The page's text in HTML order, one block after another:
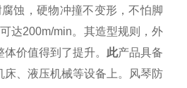
蚀，硬物冲撞不变形，不怕脚
达200m/min。其造型规则，外
价值得到了提升。 此产品具备
、液压机械等设备上。
风琴防